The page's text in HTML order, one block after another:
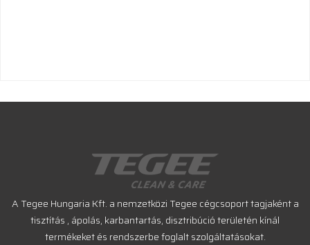
A Tegee Hungaria Kft. a nemzetközi Tegee cégcsoport tagjaként a
tisztítás , ápolás, karbantartás, disztribúció területén kínál
termékeket és rendszerbe foglalt szolgáltatásokat.